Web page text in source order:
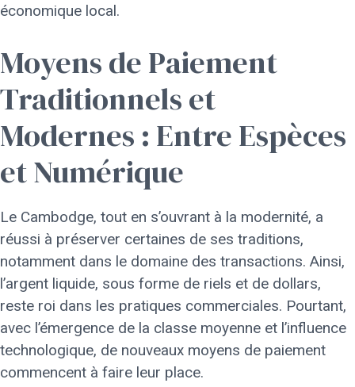
économique local.
Moyens de Paiement
Traditionnels et
Modernes : Entre Espèces
et Numérique
Le Cambodge, tout en s’ouvrant à la modernité, a
réussi à préserver certaines de ses traditions,
notamment dans le domaine des transactions. Ainsi,
l’argent liquide, sous forme de riels et de dollars,
reste roi dans les pratiques commerciales. Pourtant,
avec l’émergence de la classe moyenne et l’influence
technologique, de nouveaux moyens de paiement
commencent à faire leur place.